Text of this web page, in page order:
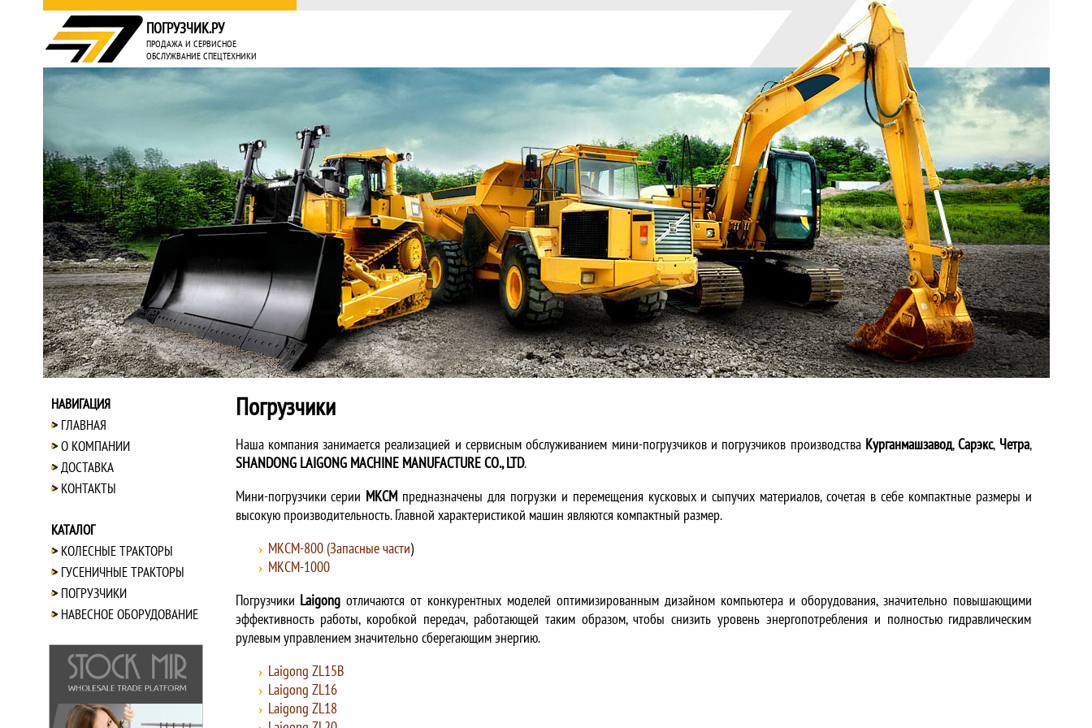
ПОГРУЗЧИК.РУ
ПРОДАЖА И СЕРВИСНОЕ
ОБСЛУЖВАНИЕ СПЕЦТЕХНИКИ
НАВИГАЦИЯ
ГЛАВНАЯ
О КОМПАНИИ
ДОСТАВКА
КОНТАКТЫ
КАТАЛОГ
КОЛЕСНЫЕ ТРАКТОРЫ
ГУСЕНИЧНЫЕ ТРАКТОРЫ
ПОГРУЗЧИКИ
НАВЕСНОЕ ОБОРУДОВАНИЕ
Погрузчики
Наша компания занимается реализацией и сервисным обслуживанием мини-погрузчиков и погрузчиков производства Курганмашзавод,Сарэкс, Четра,
SHANDONG LAIGONG MACHINE MANUFACTURE CO., LTD.
Мини-погрузчики серии МКСМ предназначены для погрузки и перемещения кусковых и сыпучих материалов, сочетая в себе компактные размеры и
высокую производительность. Главной характеристикой машин являются компактный размер.
МКСМ-800 (Запасные части)
МКСМ-1000
Погрузчики Laigong отличаются от конкурентных моделей оптимизированным дизайном компьютера и оборудования, значительно повышающими
эффективность работы, коробкой передач, работающей таким образом, чтобы снизить уровень энергопотребления и полностью гидравлическим
рулевым управлением значительно сберегающим энергию.
Laigong ZL15B
Laigong ZL16
Laigong ZL18